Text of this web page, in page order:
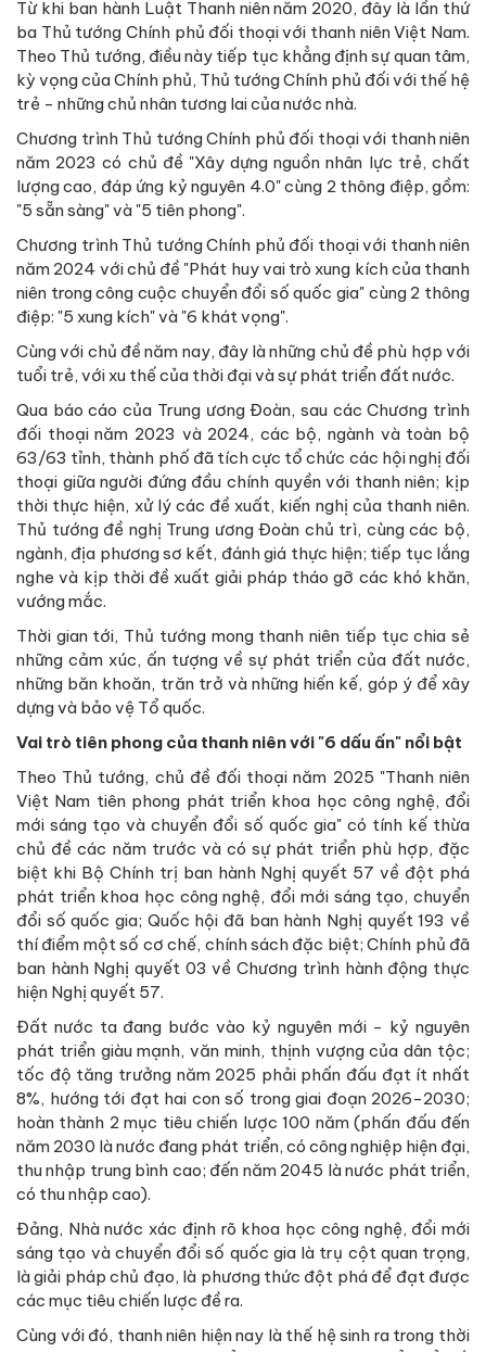
Từ khi ban hành Luật Thanh niên năm 2020, đây là lần thứ
ba Thủ tướng Chính phủ đối thoại với thanh niên Việt Nam.
Theo Thủ tướng, điều này tiếp tục khẳng định sự quan tâm,
kỳ vọng của Chính phủ, Thủ tướng Chính phủ đối với thế hệ
trẻ - những chủ nhân tương lai của nước nhà.
Chương trình Thủ tướng Chính phủ đối thoại với thanh niên
năm 2023 có chủ đề "Xây dựng nguồn nhân lực trẻ, chất
lượng cao, đáp ứng kỷ nguyên 4.0" cùng 2 thông điệp, gồm:
"5 sẵn sàng" và "5 tiên phong".
Chương trình Thủ tướng Chính phủ đối thoại với thanh niên
năm 2024 với chủ đề "Phát huy vai trò xung kích của thanh
niên trong công cuộc chuyển đổi số quốc gia" cùng 2 thông
điệp: "5 xung kích" và "6 khát vọng".
Cùng với chủ đề năm nay, đây là những chủ đề phù hợp với
tuổi trẻ, với xu thế của thời đại và sự phát triển đất nước.
Qua báo cáo của Trung ương Đoàn, sau các Chương trình
đối thoại năm 2023 và 2024, các bộ, ngành và toàn bộ
63/63 tỉnh, thành phố đã tích cực tổ chức các hội nghị đối
thoại giữa người đứng đầu chính quyền với thanh niên; kịp
thời thực hiện, xử lý các đề xuất, kiến nghị của thanh niên.
Thủ tướng đề nghị Trung ương Đoàn chủ trì, cùng các bộ,
ngành, địa phương sơ kết, đánh giá thực hiện; tiếp tục lắng
nghe và kịp thời đề xuất giải pháp tháo gỡ các khó khăn,
vướng mắc.
Thời gian tới, Thủ tướng mong thanh niên tiếp tục chia sẻ
những cảm xúc, ấn tượng về sự phát triển của đất nước,
những băn khoăn, trăn trở và những hiến kế, góp ý để xây
dựng và bảo vệ Tổ quốc.
Vai trò tiên phong của thanh niên với "6 dấu ấn" nổi bật
Theo Thủ tướng, chủ đề đối thoại năm 2025 "Thanh niên
Việt Nam tiên phong phát triển khoa học công nghệ, đổi
mới sáng tạo và chuyển đổi số quốc gia" có tính kế thừa
chủ đề các năm trước và có sự phát triển phù hợp, đặc
biệt khi Bộ Chính trị ban hành Nghị quyết 57 về đột phá
phát triển khoa học công nghệ, đổi mới sáng tạo, chuyển
đổi số quốc gia; Quốc hội đã ban hành Nghị quyết 193 về
thí điểm một số cơ chế, chính sách đặc biệt; Chính phủ đã
ban hành Nghị quyết 03 về Chương trình hành động thực
hiện Nghị quyết 57.
Đất nước ta đang bước vào kỷ nguyên mới - kỷ nguyên
phát triển giàu mạnh, văn minh, thịnh vượng của dân tộc;
tốc độ tăng trưởng năm 2025 phải phấn đấu đạt ít nhất
8%, hướng tới đạt hai con số trong giai đoạn 2026-2030;
hoàn thành 2 mục tiêu chiến lược 100 năm (phấn đấu đến
năm 2030 là nước đang phát triển, có công nghiệp hiện đại,
thu nhập trung bình cao; đến năm 2045 là nước phát triển,
có thu nhập cao).
Đảng, Nhà nước xác định rõ khoa học công nghệ, đổi mới
sáng tạo và chuyển đổi số quốc gia là trụ cột quan trọng,
là giải pháp chủ đạo, là phương thức đột phá để đạt được
các mục tiêu chiến lược đề ra.
Cùng với đó, thanh niên hiện nay là thế hệ sinh ra trong thời